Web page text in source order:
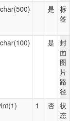
是 标
签
是 封
面
图
片
路
径
1 否 状
态